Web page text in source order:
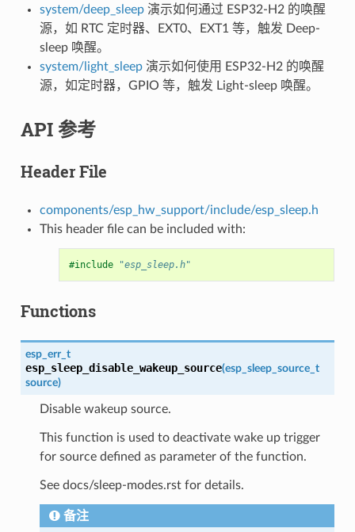
system/deep_sleep演示如何通过 ESP32-H2 的唤醒
源，如 RTC 定时器、EXT0、EXT1 等，触发 Deep-
sleep 唤醒。
system/light_sleep演示如何使用 ESP32-H2 的唤醒
源，如定时器，GPIO 等，触发 Light-sleep 唤醒。
API 参考
Header File
components/esp_hw_support/include/esp_sleep.h
This header file can be included with:
#include "esp_sleep.h"
Functions
esp_err_t
esp_sleep_disable_wakeup_source(esp_sleep_source_t
source)
Disable wakeup source.
This function is used to deactivate wake up trigger
for source defined as parameter of the function.
See docs/sleep-modes.rst for details.
备注